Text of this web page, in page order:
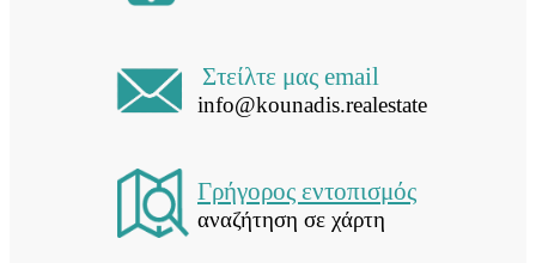
Στείλτε μας email
info@kounadis.realestate
Γρήγορος εντοπισμός
αναζήτηση σε χάρτη